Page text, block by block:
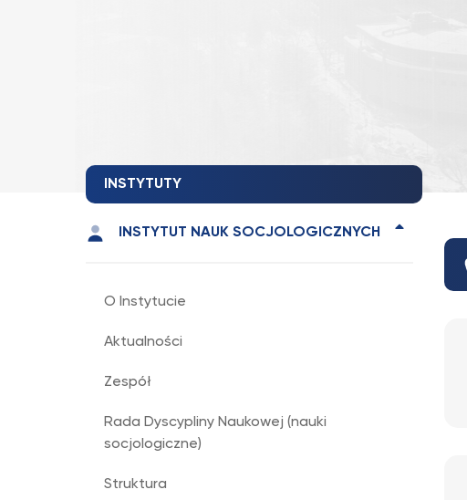
INSTYTUTY
INSTYTUT NAUK SOCJOLOGICZNYCH
O Instytucie
Aktualności
Zespół
Rada Dyscypliny Naukowej (nauki
socjologiczne)
Struktura